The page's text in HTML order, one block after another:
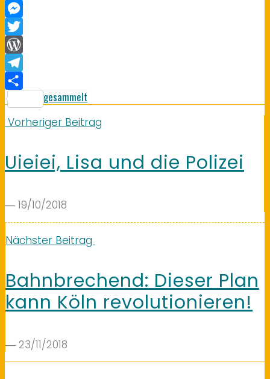
Email
Messenger
Twitter
WordPress
Telegram
Teilen
gesammelt
Vorheriger Beitrag
Uieiei, Lisa und die Polizei
― 19/10/2018
Nächster Beitrag
Bahnbrechend: Dieser Plan
kann Köln revolutionieren!
― 23/11/2018